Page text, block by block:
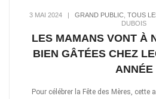
3 MAI 2024| GRAND PUBLIC, TOUS
DUBOIS
LES MAMANS VONT À
BIEN GÂTÉES CHEZ
ANNÉE
Pour célébrer la Fête des Mères, cette